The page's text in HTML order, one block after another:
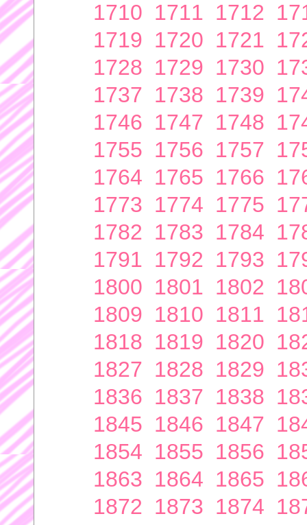
1710 1711 1712
1719 1720 1721
1728 1729 1730
1737 1738 1739
1746 1747 1748
1755 1756 1757
1764 1765 1766
1773 1774 1775
1782 1783 1784
1791 1792 1793
1800 1801 1802
1809 1810 1811
1818 1819 1820
1827 1828 1829
1836 1837 1838
1845 1846 1847
1854 1855 1856
1863 1864 1865
1872 1873 1874